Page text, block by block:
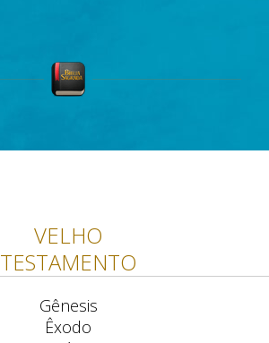
VELHO
TESTAMENTO
Gênesis
Êxodo